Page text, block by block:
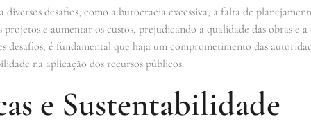
desafios, como a burocracia excessiva, a falta de
e aumentar os custos, prejudicando a qualidade das obras e
desafios, é fundamental que haja um comprometimento das
na aplicação dos recursos públicos.
e Sustentabilidade